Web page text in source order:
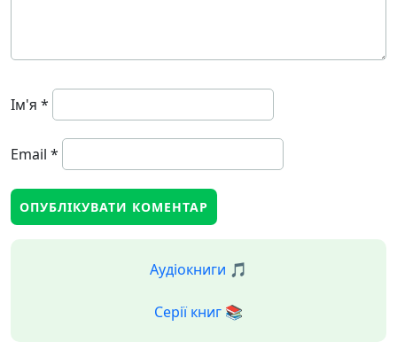
Ім'я *
Email *
Аудіокниги 🎵
Серії книг 📚